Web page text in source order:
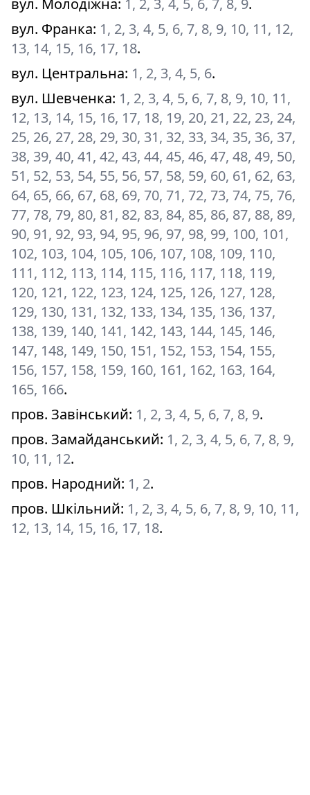
вул. Молодіжна: 1, 2, 3, 4, 5, 6, 7, 8, 9.
вул. Франка: 1, 2, 3, 4, 5, 6, 7, 8, 9, 10, 11, 12,
13, 14, 15, 16, 17, 18.
вул. Центральна: 1, 2, 3, 4, 5, 6.
вул. Шевченка: 1, 2, 3, 4, 5, 6, 7, 8, 9, 10, 11,
12, 13, 14, 15, 16, 17, 18, 19, 20, 21, 22, 23, 24,
25, 26, 27, 28, 29, 30, 31, 32, 33, 34, 35, 36, 37,
38, 39, 40, 41, 42, 43, 44, 45, 46, 47, 48, 49, 50,
51, 52, 53, 54, 55, 56, 57, 58, 59, 60, 61, 62, 63,
64, 65, 66, 67, 68, 69, 70, 71, 72, 73, 74, 75, 76,
77, 78, 79, 80, 81, 82, 83, 84, 85, 86, 87, 88, 89,
90, 91, 92, 93, 94, 95, 96, 97, 98, 99, 100, 101,
102, 103, 104, 105, 106, 107, 108, 109, 110,
111, 112, 113, 114, 115, 116, 117, 118, 119,
120, 121, 122, 123, 124, 125, 126, 127, 128,
129, 130, 131, 132, 133, 134, 135, 136, 137,
138, 139, 140, 141, 142, 143, 144, 145, 146,
147, 148, 149, 150, 151, 152, 153, 154, 155,
156, 157, 158, 159, 160, 161, 162, 163, 164,
165, 166.
пров. Завінський: 1, 2, 3, 4, 5, 6, 7, 8, 9.
пров. Замайданський: 1, 2, 3, 4, 5, 6, 7, 8, 9,
10, 11, 12.
пров. Народний: 1, 2.
пров. Шкільний: 1, 2, 3, 4, 5, 6, 7, 8, 9, 10, 11,
12, 13, 14, 15, 16, 17, 18.